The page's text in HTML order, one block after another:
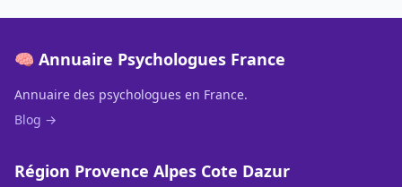
🧠 Annuaire Psychologues France
Annuaire des psychologues en France.
Blog →
Région Provence Alpes Cote Dazur